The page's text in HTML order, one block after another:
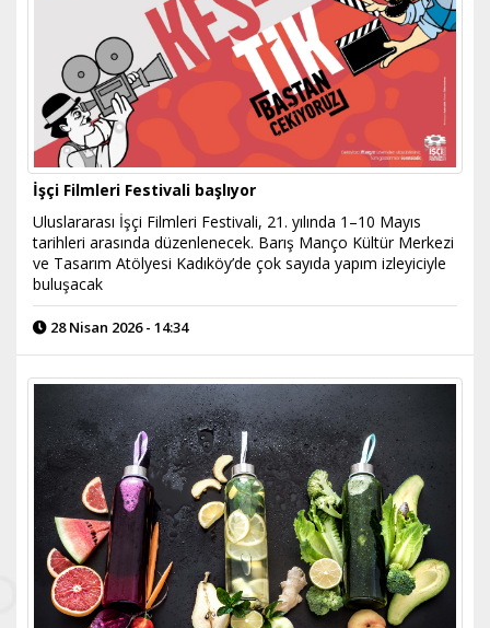
İşçi Filmleri Festivali başlıyor
Uluslararası İşçi Filmleri Festivali, 21. yılında 1–10 Mayıs
tarihleri arasında düzenlenecek. Barış Manço Kültür Merkezi
ve Tasarım Atölyesi Kadıköy’de çok sayıda yapım izleyiciyle
buluşacak
28 Nisan 2026 - 14:34